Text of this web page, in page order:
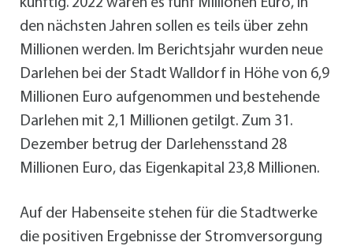
den nächsten Jahren sollen es teils über zehn
Millionen werden. Im Berichtsjahr wurden neue
Darlehen bei der Stadt Walldorf in Höhe von 6,9
Millionen Euro aufgenommen und bestehende
Darlehen mit 2,1 Millionen getilgt. Zum 31.
Dezember betrug der Darlehensstand 28
Millionen Euro, das Eigenkapital 23,8 Millionen.
Auf der Habenseite stehen für die Stadtwerke
die positiven Ergebnisse der Stromversorgung